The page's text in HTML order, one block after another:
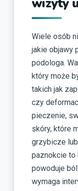
Wiele osób
jakie objawy
podologa.
który może
takich jak
czy
pieczenie,
skóry, które
grzybicze
paznokcie to
powoduje
wymaga